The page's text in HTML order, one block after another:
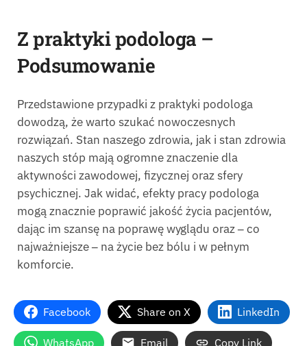
Z praktyki podologa –
Podsumowanie
Przedstawione przypadki z praktyki podologa
dowodzą, że warto szukać nowoczesnych
rozwiązań. Stan naszego zdrowia, jak i stan zdrowia
naszych stóp mają ogromne znaczenie dla
aktywności zawodowej, fizycznej oraz sfery
psychicznej. Jak widać, efekty pracy podologa
mogą znacznie poprawić jakość życia pacjentów,
dając im szansę na poprawę wyglądu oraz‒co
najważniejsze‒ na życie bez bólu i w pełnym
komforcie.
Facebook Share on X LinkedIn
WhatsApp Email Copy Link